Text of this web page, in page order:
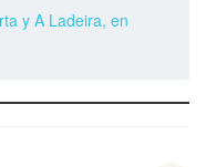
y A Ladeira, en